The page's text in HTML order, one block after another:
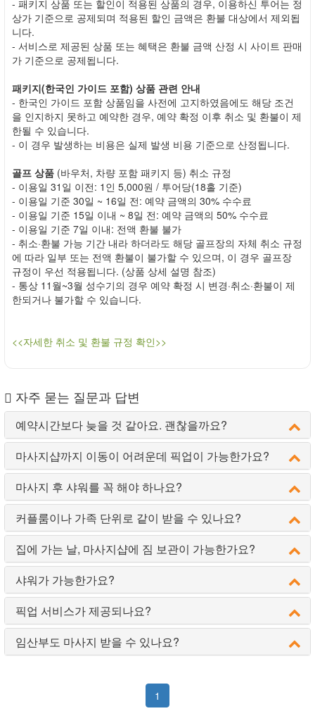
- 패키지 상품 또는 할인이 적용된 상품의 경우, 이용하신 투어는 정
상가 기준으로 공제되며 적용된 할인 금액은 환불 대상에서 제외됩
니다.
- 서비스로 제공된 상품 또는 혜택은 환불 금액 산정 시 사이트 판매
가 기준으로 공제됩니다.
패키지(한국인 가이드 포함) 상품 관련 안내
- 한국인 가이드 포함 상품임을 사전에 고지하였음에도 해당 조건
을 인지하지 못하고 예약한 경우, 예약 확정 이후 취소 및 환불이 제
한될 수 있습니다.
- 이 경우 발생하는 비용은 실제 발생 비용 기준으로 산정됩니다.
골프 상품 (바우처, 차량 포함 패키지 등) 취소 규정
- 이용일 31일 이전: 1인 5,000원 / 투어당(18홀 기준)
- 이용일 기준 30일 ~ 16일 전: 예약 금액의 30% 수수료
- 이용일 기준 15일 이내 ~ 8일 전: 예약 금액의 50% 수수료
- 이용일 기준 7일 이내: 전액 환불 불가
- 취소·환불 가능 기간 내라 하더라도 해당 골프장의 자체 취소 규정
에 따라 일부 또는 전액 환불이 불가할 수 있으며, 이 경우 골프장
규정이 우선 적용됩니다. (상품 상세 설명 참조)
- 통상 11월~3월 성수기의 경우 예약 확정 시 변경·취소·환불이 제
한되거나 불가할 수 있습니다.
<<자세한 취소 및 환불 규정 확인>>
자주 묻는 질문과 답변
예약시간보다 늦을 것 같아요. 괜찮을까요?
마사지샵까지 이동이 어려운데 픽업이 가능한가요?
마사지 후 샤워를 꼭 해야 하나요?
커플룸이나 가족 단위로 같이 받을 수 있나요?
집에 가는 날, 마사지샵에 짐 보관이 가능한가요?
샤워가 가능한가요?
픽업 서비스가 제공되나요?
임산부도 마사지 받을 수 있나요?
1